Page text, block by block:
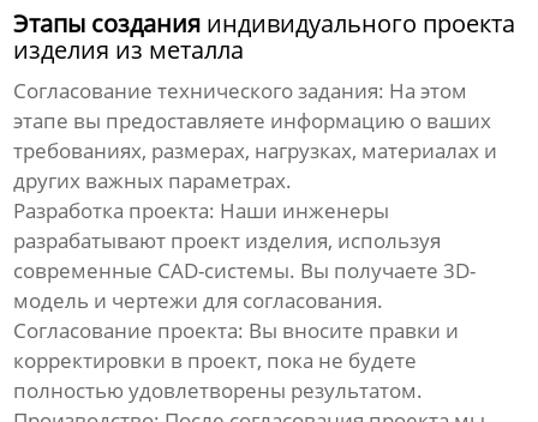
Этапы создания индивидуального проекта
изделия из металла
Согласование технического задания: На этом
этапе вы предоставляете информацию о ваших
требованиях, размерах, нагрузках, материалах и
других важных параметрах.
Разработка проекта: Наши инженеры
разрабатывают проект изделия, используя
современные CAD-системы. Вы получаете 3D-
модель и чертежи для согласования.
Согласование проекта: Вы вносите правки и
корректировки в проект, пока не будете
полностью удовлетворены результатом.